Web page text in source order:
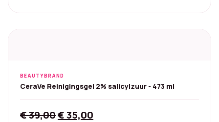
BEAUTYBRAND
CeraVe Reinigingsgel 2% salicylzuur - 473 ml
€39,00Original
€35,00